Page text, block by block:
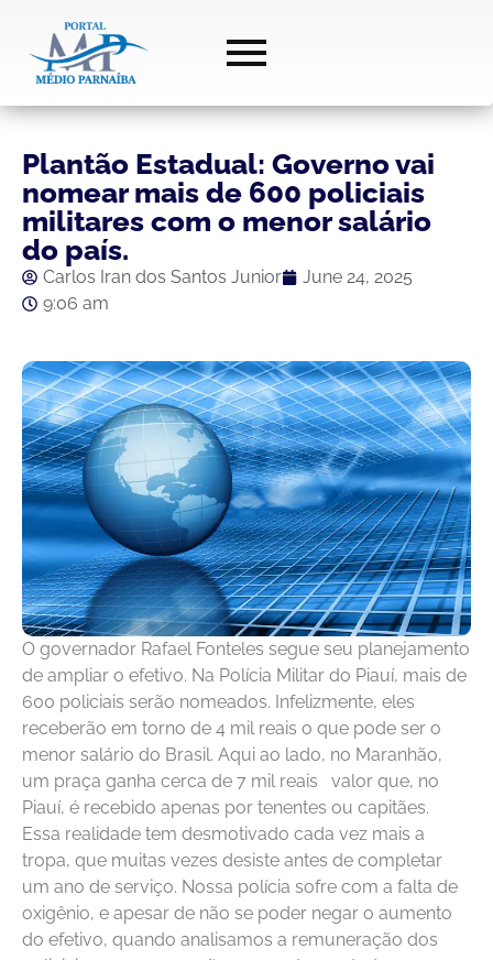
Plantão Estadual: Governo vai
nomear mais de 600 policiais
militares com o menor salário
do país.
Carlos Iran dos Santos Junior
June 24, 2025
9:06 am
O governador Rafael Fonteles segue seu planejamento
de ampliar o efetivo. Na Polícia Militar do Piauí, mais de
600 policiais serão nomeados. Infelizmente, eles
receberão em torno de 4 mil reais o que pode ser o
menor salário do Brasil. Aqui ao lado, no Maranhão,
um praça ganha cerca de 7 mil reais valor que, no
Piauí, é recebido apenas por tenentes ou capitães.
Essa realidade tem desmotivado cada vez mais a
tropa, que muitas vezes desiste antes de completar
um ano de serviço. Nossa polícia sofre com a falta de
oxigênio, e apesar de não se poder negar o aumento
do efetivo, quando analisamos a remuneração dos